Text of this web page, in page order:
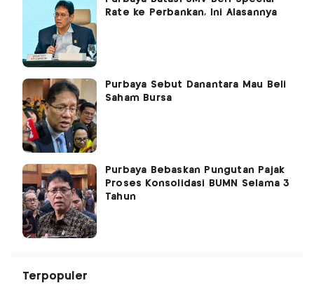
Rate ke Perbankan, Ini Alasannya
Purbaya Sebut Danantara Mau Beli
Saham Bursa
Purbaya Bebaskan Pungutan Pajak
Proses Konsolidasi BUMN Selama 3
Tahun
Terpopuler